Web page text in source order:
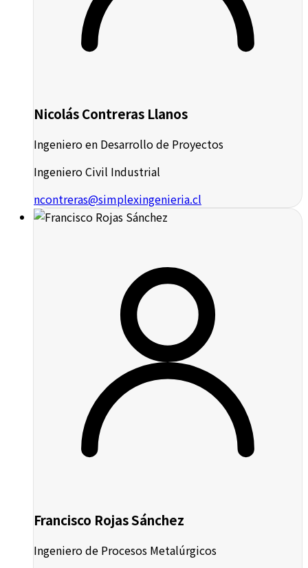
Nicolás Contreras Llanos
Ingeniero en Desarrollo de Proyectos
Ingeniero Civil Industrial
ncontreras@simplexingenieria.cl
Francisco Rojas Sánchez
Ingeniero de Procesos Metalúrgicos